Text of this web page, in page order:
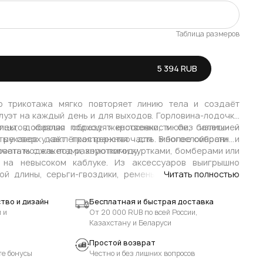
В наличии
В наличии
Таблица размеров
5 394 RUB
трикотажа мягко повторяет линию тела и создаёт
на каждый день и для выходов. Горловина-лодочка
добавляя образу женственности без излишней
рукавов даёт пространство для многослойности и
модель под разную погоду.
хорошо подходят кроссовки, мюли, балетки и
сверху как лёгкая верхняя часть. В более собранных
с жакетами, короткими куртками, бомберами или
невысоком каблуке. Из аксессуаров выигрышно
длины, серьги-гвоздики, ремень по талии и мягкие
Читать полностью
и дизайн
и
Бесплатная и быстрая доставка
От 20 000 RUB по всей России,
Казахстану и Беларуси
бонусы
Простой возврат
Честно и без лишних вопросов